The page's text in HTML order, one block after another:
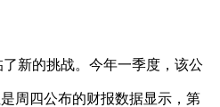
新的挑战。今年一季度，该公
周四公布的财报数据显示，第